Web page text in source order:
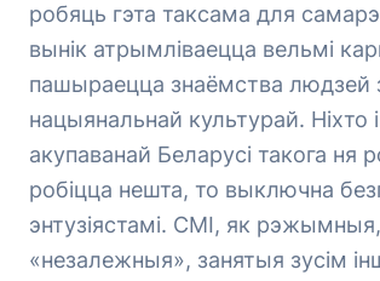
робяць гэта таксама для
вынік атрымліваецца вельмі
пашыраецца знаёмства людзей
нацыянальнай культурай. Ніхто
акупаванай Беларусі такога ня
робіцца нешта, то выключна
энтузіястамі. СМІ, як рэжымныя,
«незалежныя», занятыя зусім